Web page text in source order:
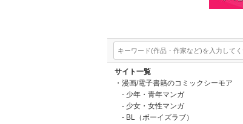
サイト一覧
漫画/電子書籍のコミックシーモア
少年・青年マンガ
少女・女性マンガ
BL（ボーイズラブ）